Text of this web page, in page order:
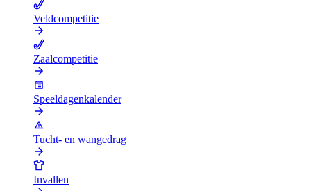
Veldcompetitie
Zaalcompetitie
Speeldagenkalender
Tucht- en wangedrag
Invallen